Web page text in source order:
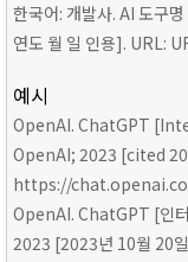
한국어: 개발사. AI 도구
연도 월 일 인용]. URL:
예시
OpenAI. ChatGPT
OpenAI; 2023 [cited
https://
OpenAI. ChatGPT [인
2023 [2023년 10월 20